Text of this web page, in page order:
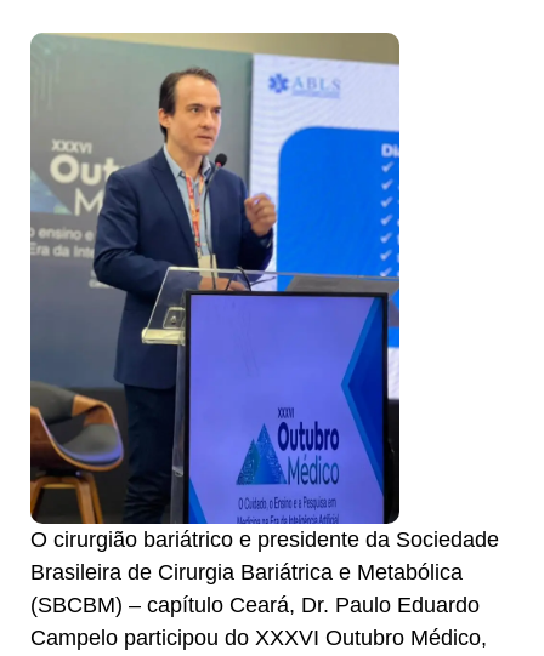
O cirurgião bariátrico e presidente da Sociedade
Brasileira de Cirurgia Bariátrica e Metabólica
(SBCBM) – capítulo Ceará, Dr. Paulo Eduardo
Campelo participou do XXXVI Outubro Médico,